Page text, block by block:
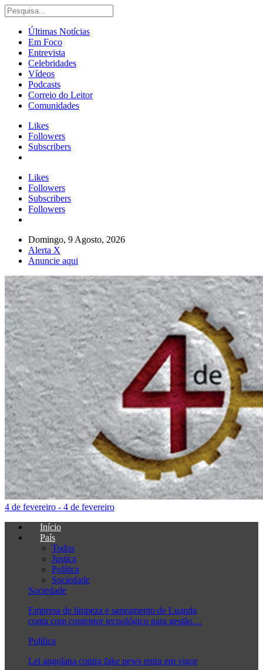
Últimas Notícias
Em Foco
Entrevista
Celebridades
Vídeos
Podcasts
Correio do Leitor
Comunidades
Likes
Followers
Subscribers
Likes
Followers
Subscribers
Followers
Domingo, 9 Agosto, 2026
Alerta X
Anuncie aqui
4 de fevereiro - 4 de fevereiro
Início
País
Todos
Justiça
Política
Sociedade
Sociedade
Empresa de limpeza e saneamento de Luanda
conta com contentor tecnológico para gestão…
Política
Lei angolana contra fake news entra em vigor